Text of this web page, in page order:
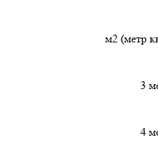
м2 (метр
3
4